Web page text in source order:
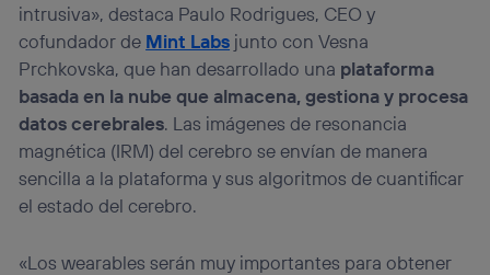
intrusiva», destaca Paulo Rodrigues, CEO y
cofundador de Mint Labs junto con Vesna
Prchkovska, que han desarrollado una plataforma
basada en la nube que almacena, gestiona y procesa
datos cerebrales. Las imágenes de resonancia
magnética (IRM) del cerebro se envían de manera
sencilla a la plataforma y sus algoritmos de cuantificar
el estado del cerebro.
«Los wearables serán muy importantes para obtener